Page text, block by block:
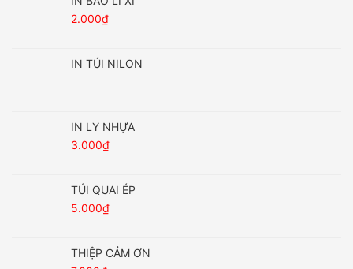
2.000₫
IN TÚI NILON
IN LY NHỰA
3.000₫
TÚI QUAI ÉP
5.000₫
THIỆP CẢM ƠN